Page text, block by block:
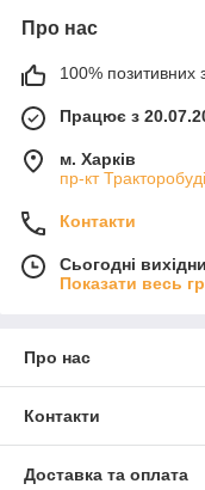
Про нас
100% позитивних з
Працює з
м. Харків
пр-кт
Контакти
Сьогодні
Показати весь
Про нас
Контакти
Доставка та оплата